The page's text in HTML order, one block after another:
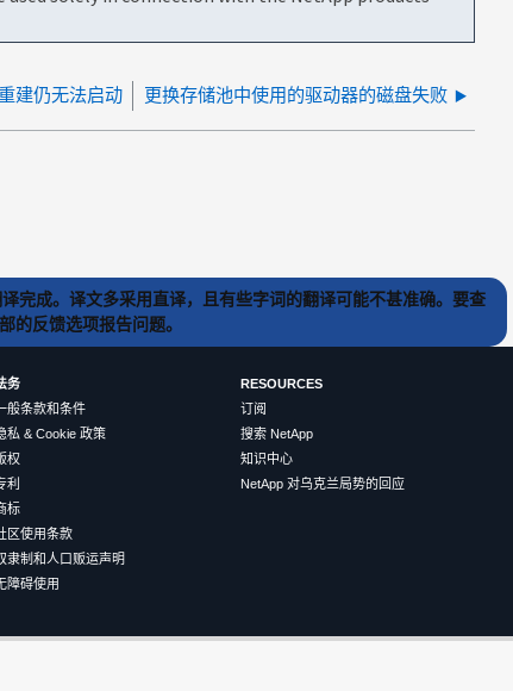
建仍无法启动 更换存储池中使用的驱动器的磁盘失败
完成。译文多采用直译，且有些字词的翻译可能不甚准确。要查
的反馈选项报告问题。
务
般条款和条件
私 & Cookie 政策
权
利
标
区使用条款
隶制和人口贩运声明
障碍使用
RESOURCES
订阅
搜索 NetApp
知识中心
NetApp 对乌克兰局势的回应